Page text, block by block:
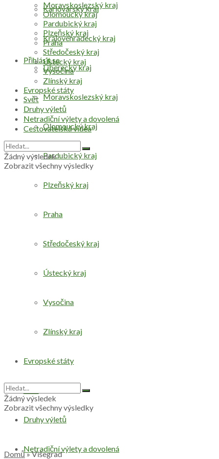
Přihlásit se
Karlovarský kraj
Královéhradecký kraj
Liberecký kraj
Moravskoslezský kraj
Olomoucký kraj
Pardubický kraj
Plzeňský kraj
Praha
Středočeský kraj
Ústecký kraj
Vysočina
Zlínský kraj
Evropské státy
Svět
Druhy výletů
Netradiční výlety a dovolená
Moravskoslezský kraj
Olomoucký kraj
Pardubický kraj
Plzeňský kraj
Praha
Středočeský kraj
Ústecký kraj
Vysočina
Zlínský kraj
Evropské státy
Svět
Druhy výletů
Netradiční výlety a dovolená
Cestovatelská videa
Žádný výsledek
Zobrazit všechny výsledky
Žádný výsledek
Zobrazit všechny výsledky
Domů»Višegrad